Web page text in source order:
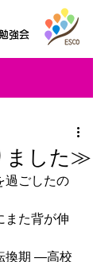
強会
ました≫
過ごしたの
また背が伸
換期 ―高校